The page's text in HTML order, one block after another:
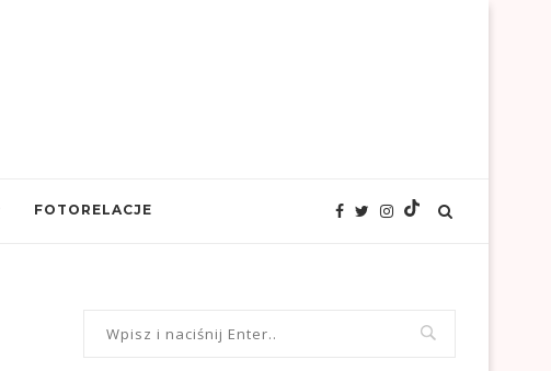
FOTORELACJE